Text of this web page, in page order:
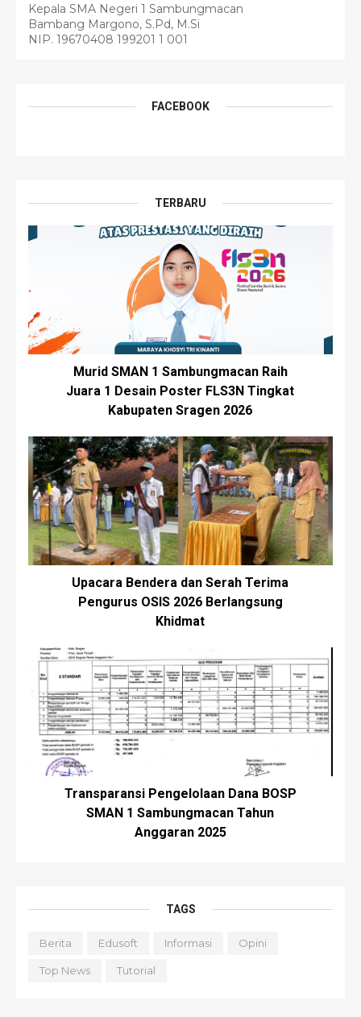
Kepala SMA Negeri 1 Sambungmacan
Bambang Margono, S.Pd, M.Si
NIP. 19670408 199201 1 001
FACEBOOK
TERBARU
Murid SMAN 1 Sambungmacan Raih
Juara 1 Desain Poster FLS3N Tingkat
Kabupaten Sragen 2026
Upacara Bendera dan Serah Terima
Pengurus OSIS 2026 Berlangsung
Khidmat
Transparansi Pengelolaan Dana BOSP
SMAN 1 Sambungmacan Tahun
Anggaran 2025
TAGS
Berita Edusoft Informasi Opini
Top News Tutorial